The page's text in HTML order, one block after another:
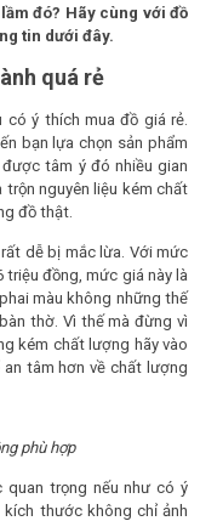
đó? Hãy cùng với đồ
tin dưới đây.
quá rẻ
ý thích mua đồ giá rẻ.
bạn lựa chọn sản phẩm
tâm ý đó nhiều gian
nguyên liệu kém chất
đồ thật.
dễ bị mắc lừa. Với mức
đồng, mức giá này là
màu không những thế
thờ. Vì thế mà đừng vì
kém chất lượng hãy vào
tâm hơn về chất lượng
phù hợp
trọng nếu như có ý
thước không chỉ ảnh